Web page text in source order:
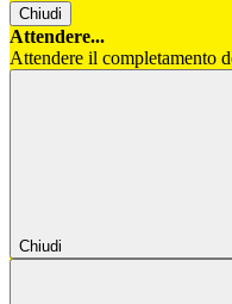
Chiudi
Attendere...
Attendere il completamento
Chiudi